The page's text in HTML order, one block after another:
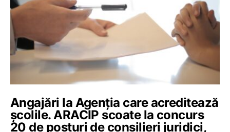
Angajări la Agenția care acreditează
școlile. ARACIP scoate la concurs
20 de posturi de consilieri juridici,